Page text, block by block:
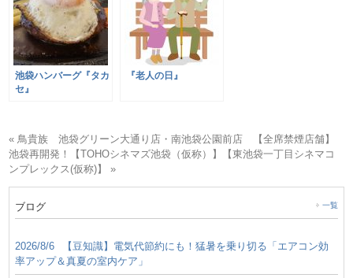
池袋ハンバーグ『タカ
セ』
『老人の日』
« 鳥貴族 池袋グリーン大通り店・南池袋公園前店 【全席禁煙店舗】
池袋再開発！【TOHOシネマズ池袋（仮称）】【東池袋一丁目シネマコ
ンプレックス(仮称)】 »
ブログ 一覧
2026/8/6
【豆知識】電気代節約にも！猛暑を乗り切る「エアコン効
率アップ＆真夏の室内ケア」